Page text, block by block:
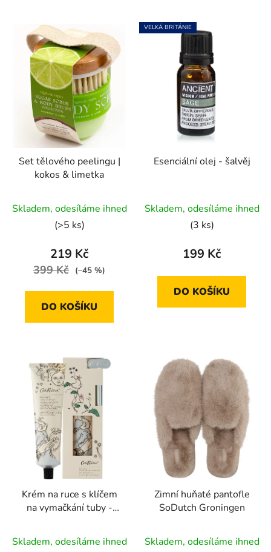
Set tělového peelingu |
kokos & limetka
hodnocení
produktu
je
5,0
hvězdiček.
Skladem, odesíláme ihned
(>5 ks)
219 Kč
399 Kč (–45 %)
DO KOŠÍKU
VELKÁ BRITÁNIE
Esenciální olej - šalvěj
hodnocení
produktu
je
z
5
Skladem, odesíláme ihned
(3 ks)
199 Kč
DO KOŠÍKU
Krém na ruce s klíčem
na vymačkání tuby -
Power to the peaceful
Skladem, odesíláme ihned
Zimní huňaté pantofle
SoDutch Groningen
hodnocení
Skladem, odesíláme ihned